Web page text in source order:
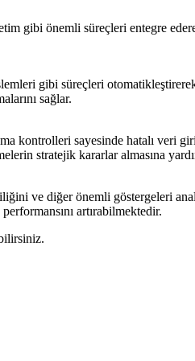
gibi önemli süreçleri entegre
gibi süreçleri
sağlar.
kontrolleri sayesinde hatalı veri
stratejik kararlar almasına
ve diğer önemli göstergeleri
artırabilmektedir.